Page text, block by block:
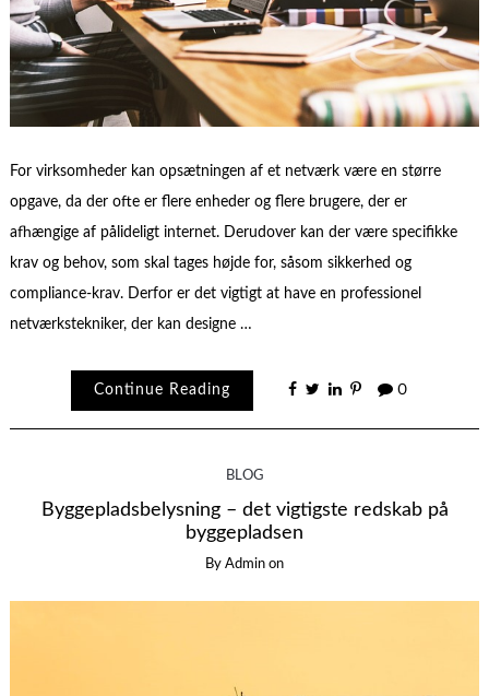
For virksomheder kan opsætningen af et netværk være en større
opgave, da der ofte er flere enheder og flere brugere, der er
afhængige af pålideligt internet. Derudover kan der være specifikke
krav og behov, som skal tages højde for, såsom sikkerhed og
compliance-krav. Derfor er det vigtigt at have en professionel
netværkstekniker, der kan designe …
Continue Reading 0
BLOG
Byggepladsbelysning – det vigtigste redskab på
byggepladsen
By Admin on